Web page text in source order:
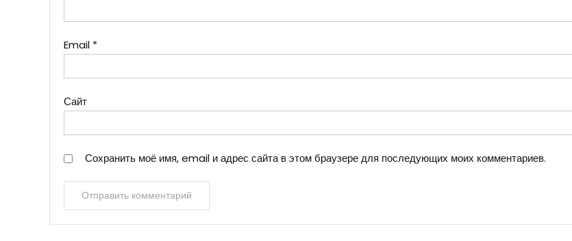
Email *
Сайт
Сохранить моё имя, email и адрес сайта в этом браузере для последующих моих комментариев.